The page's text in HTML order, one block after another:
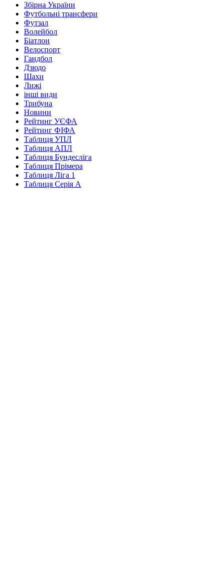
Збірна України
Футбольні трансфери
Футзал
Волейбол
Біатлон
Велоспорт
Гандбол
Дзюдо
Шахи
Лижі
інші види
Трибуна
Новини
Рейтинг УЄФА
Рейтинг ФІФА
Таблиця УПЛ
Таблиця АПЛ
Таблиця Бундесліга
Таблиця Прімера
Таблиця Ліга 1
Таблиця Серія А